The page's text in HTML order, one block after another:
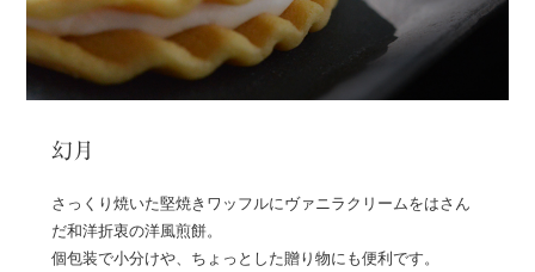
幻月
さっくり焼いた堅焼きワッフルにヴァニラクリームをはさん
だ和洋折衷の洋風煎餅。
個包装で小分けや、ちょっとした贈り物にも便利です。